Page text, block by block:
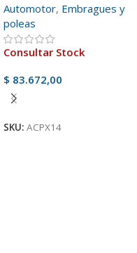
Automotor, Embragues y
poleas
Consultar Stock
$ 83.672,00
Ver Producto
SKU: ACPX14